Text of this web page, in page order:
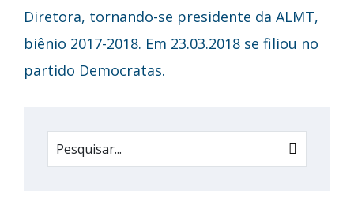
Diretora, tornando-se presidente da ALMT,
biênio 2017-2018. Em 23.03.2018 se filiou no
partido Democratas.